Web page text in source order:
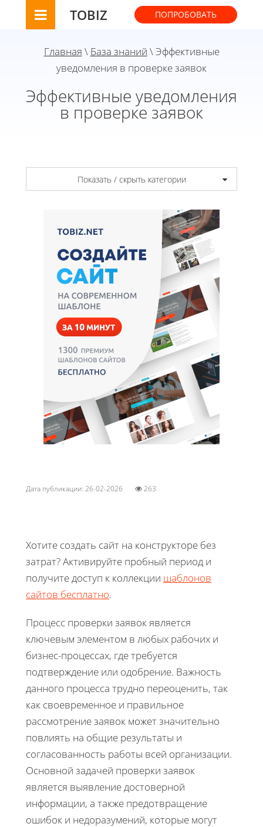
TOBIZ ПОПРОБОВАТЬ
Главная \ База знаний \ Эффективные
уведомления в проверке заявок
Эффективные уведомления
в проверке заявок
Показать / скрыть категории
Дата публикации: 26-02-2026 263
Хотите создать сайт на конструкторе без
затрат? Активируйте пробный период и
получите доступ к коллекции шаблонов
сайтов бесплатно.
Процесс проверки заявок является
ключевым элементом в любых рабочих и
бизнес-процессах, где требуется
подтверждение или одобрение. Важность
данного процесса трудно переоценить, так
как своевременное и правильное
рассмотрение заявок может значительно
повлиять на общие результаты и
согласованность работы всей организации.
Основной задачей проверки заявок
является выявление достоверной
информации, а также предотвращение
ошибок и недоразумений, которые могут